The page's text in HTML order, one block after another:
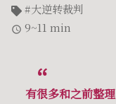
大逆转裁判
9~11 min
有很多和之前整